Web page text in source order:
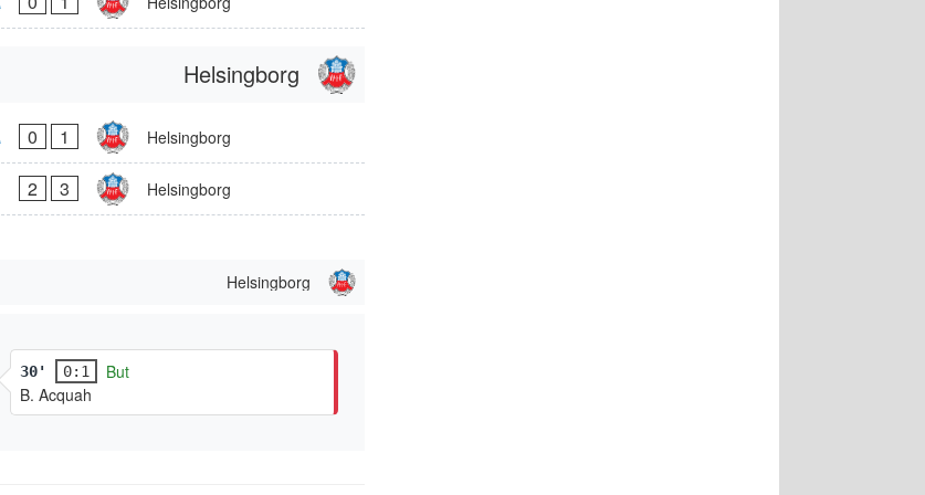
Helsingborg
0 1 Helsingborg
2 3 Helsingborg
Helsingborg
30' 0:1
But
B. Acquah